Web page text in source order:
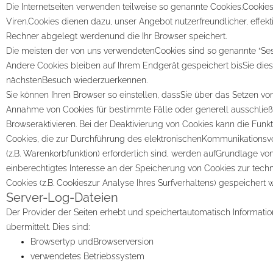
Die Internetseiten verwenden teilweise so genannte
Viren.Cookies dienen dazu, unser Angebot nutzerfreundlicher,
Rechner abgelegt werdenund die Ihr Browser speichert.
Die meisten der von uns verwendetenCookies sind so genannte
Andere Cookies bleiben auf Ihrem Endgerät gespeichert bisSie
nächstenBesuch wiederzuerkennen.
Sie können Ihren Browser so einstellen, dassSie über das Setzen
Annahme von Cookies für bestimmte Fälle oder generell
Browseraktivieren. Bei der Deaktivierung von Cookies kann die
Cookies, die zur Durchführung des
(z.B. Warenkorbfunktion) erforderlich sind, werden aufGrundlage
einberechtigtes Interesse an der Speicherung von Cookies zur
Cookies (z.B. Cookieszur Analyse Ihres Surfverhaltens)
Server-Log-Dateien
Der Provider der Seiten erhebt und speichertautomatisch
übermittelt. Dies sind:
Browsertyp undBrowserversion
verwendetes Betriebssystem